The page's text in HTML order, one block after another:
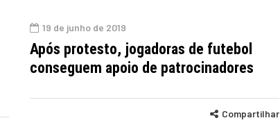
19 de junho de 2019
Após protesto, jogadoras de futebol
conseguem apoio de patrocinadores
Compartilhar